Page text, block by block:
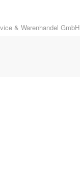
& Warenhandel GmbH